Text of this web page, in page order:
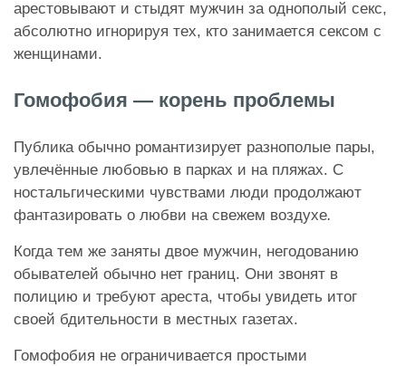
арестовывают и стыдят мужчин за однополый секс,
абсолютно игнорируя тех, кто занимается сексом с
женщинами.
Гомофобия — корень проблемы
Публика обычно романтизирует разнополые пары,
увлечённые любовью в парках и на пляжах. С
ностальгическими чувствами люди продолжают
фантазировать о любви на свежем воздухе.
Когда тем же заняты двое мужчин, негодованию
обывателей обычно нет границ. Они звонят в
полицию и требуют ареста, чтобы увидеть итог
своей бдительности в местных газетах.
Гомофобия не ограничивается простыми